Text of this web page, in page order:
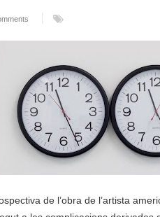
de l’obra de l’artista